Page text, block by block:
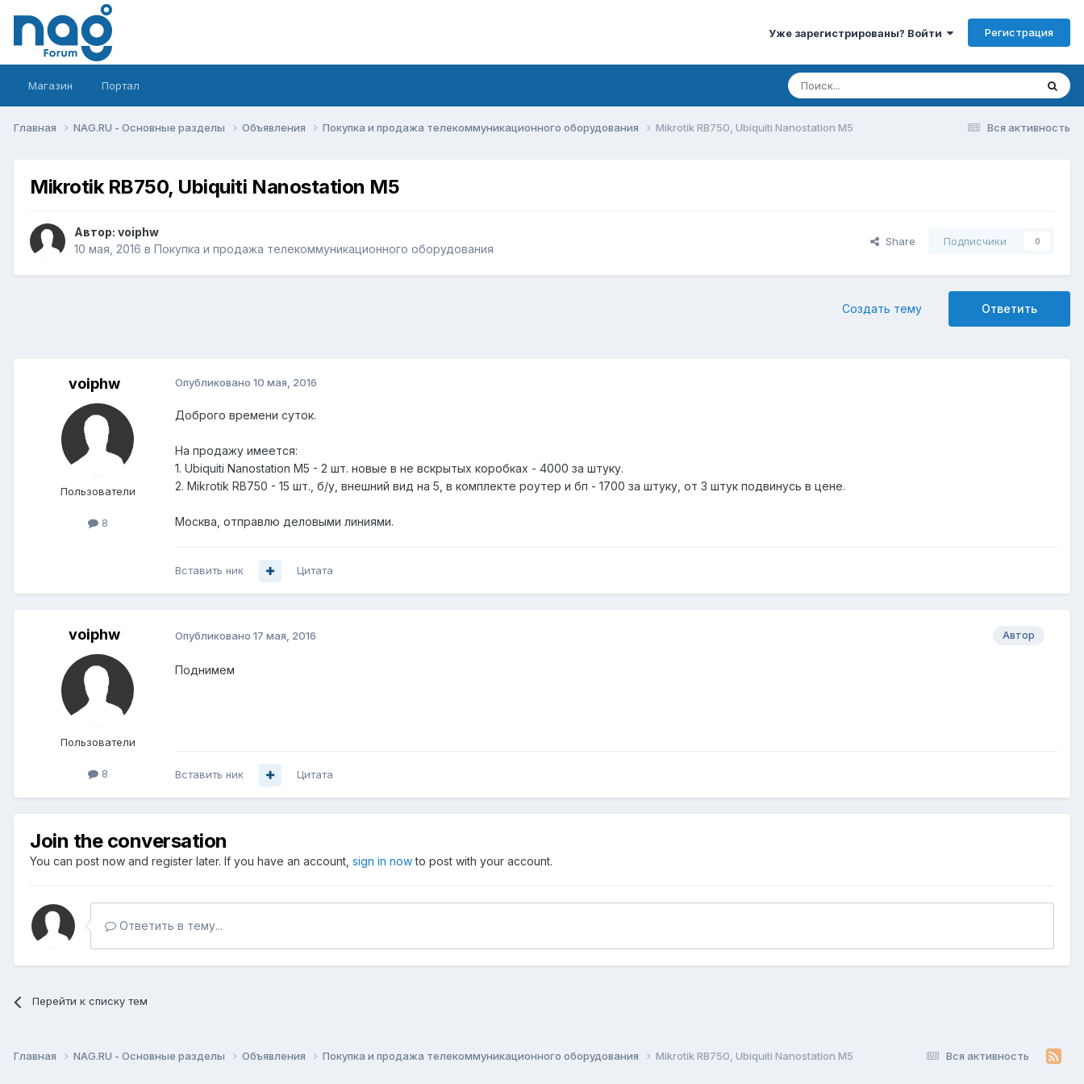
Уже зарегистрированы? Войти Регистрация
Магазин Портал
Вся активность
Главная NAG.RU - Основные разделы Объявления Покупка и продажа телекоммуникационного оборудования Mikrotik RB750, Ubiquiti Nanostation M5
Mikrotik RB750, Ubiquiti Nanostation M5
Автор: voiphw
10 мая, 2016 в Покупка и продажа телекоммуникационного оборудования
Share Подписчики 0
Ответить
Создать тему
voiphw
Пользователи
8
Опубликовано 10 мая, 2016
Доброго времени суток.
На продажу имеется:
1. Ubiquiti Nanostation M5 - 2 шт. новые в не вскрытых коробках - 4000 за штуку.
2. Mikrotik RB750 - 15 шт., б/у, внешний вид на 5, в комплекте роутер и бп - 1700 за штуку, от 3 штук подвинусь в цене.
Москва, отправлю деловыми линиями.
Вставить ник Цитата
voiphw
Пользователи
8
Автор
Опубликовано 17 мая, 2016
Поднимем
Вставить ник Цитата
Join the conversation
You can post now and register later. If you have an account, sign in nowto post with your account.
Ответить в тему...
Перейти к списку тем
Вся активность
Главная NAG.RU - Основные разделы Объявления Покупка и продажа телекоммуникационного оборудования Mikrotik RB750, Ubiquiti Nanostation M5